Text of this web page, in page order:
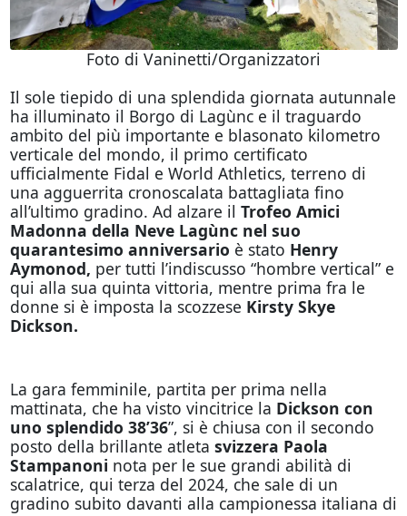
Foto di Vaninetti/Organizzatori
Il sole tiepido di una splendida giornata autunnale
ha illuminato il Borgo di Lagùnc e il traguardo
ambito del più importante e blasonato kilometro
verticale del mondo, il primo certificato
ufficialmente Fidal e World Athletics, terreno di
una agguerrita cronoscalata battagliata fino
all’ultimo gradino. Ad alzare il Trofeo Amici
Madonna della Neve Lagùnc nel suo
quarantesimo anniversario è stato Henry
Aymonod, per tutti l’indiscusso “hombre vertical” e
qui alla sua quinta vittoria, mentre prima fra le
donne si è imposta la scozzese Kirsty Skye
Dickson.
La gara femminile, partita per prima nella
mattinata, che ha visto vincitrice la Dickson con
uno splendido 38’36”, si è chiusa con il secondo
posto della brillante atleta svizzera Paola
Stampanoni nota per le sue grandi abilità di
scalatrice, qui terza del 2024, che sale di un
gradino subito davanti alla campionessa italiana di